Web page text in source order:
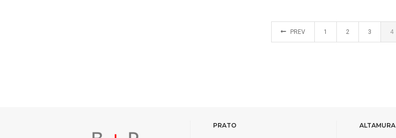
PREV 1 2 3 4
PRATO ALTAMURA